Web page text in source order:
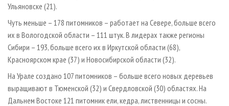
Ульяновске (21).
Чуть меньше – 178 питомников – работает на Севере, больше всего
их в Вологодской области – 111 штук. В лидерах также регионы
Сибири – 193, больше всего их в Иркутской области (68),
Красноярском крае (37) и Новосибирской области (32).
На Урале создано 107 питомников – больше всего новых деревьев
выращивают в Тюменской (32) и Свердловской (30) областях. На
Дальнем Востоке 121 питомник ели, кедра, лиственницы и сосны.